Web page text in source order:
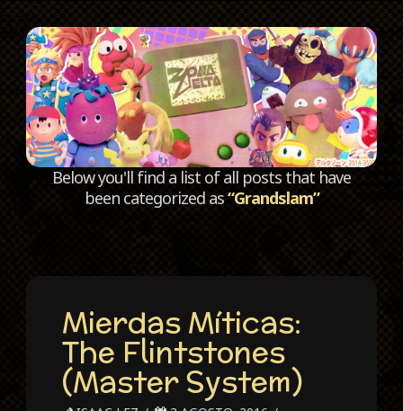
Below you'll find a list of all posts that have
been categorized as“Grandslam”
Mierdas Míticas:
The Flintstones
(Master System)